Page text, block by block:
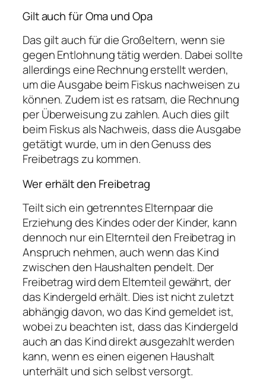
Gilt auch für Oma und Opa
Das gilt auch für die Großeltern, wenn sie
gegen Entlohnung tätig werden. Dabei sollte
allerdings eine Rechnung erstellt werden,
um die Ausgabe beim Fiskus nachweisen zu
können. Zudem ist es ratsam, die Rechnung
per Überweisung zu zahlen. Auch dies gilt
beim Fiskus als Nachweis, dass die Ausgabe
getätigt wurde, um in den Genuss des
Freibetrags zu kommen.
Wer erhält den Freibetrag
Teilt sich ein getrenntes Elternpaar die
Erziehung des Kindes oder der Kinder, kann
dennoch nur ein Elternteil den Freibetrag in
Anspruch nehmen, auch wenn das Kind
zwischen den Haushalten pendelt. Der
Freibetrag wird dem Elternteil gewährt, der
das Kindergeld erhält. Dies ist nicht zuletzt
abhängig davon, wo das Kind gemeldet ist,
wobei zu beachten ist, dass das Kindergeld
auch an das Kind direkt ausgezahlt werden
kann, wenn es einen eigenen Haushalt
unterhält und sich selbst versorgt.